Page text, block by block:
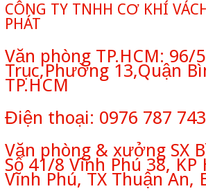
CÔNG TY TNHH CƠ KHÍ
PHÁT
Văn phòng TP.HCM:
Trục,Phường 13,Quận
TP.HCM
Điện thoại: 0976 787 743
Văn phòng & xưởng SX
Số 41/8 Vĩnh Phú 38, KP
Vĩnh Phú, TX Thuận An,